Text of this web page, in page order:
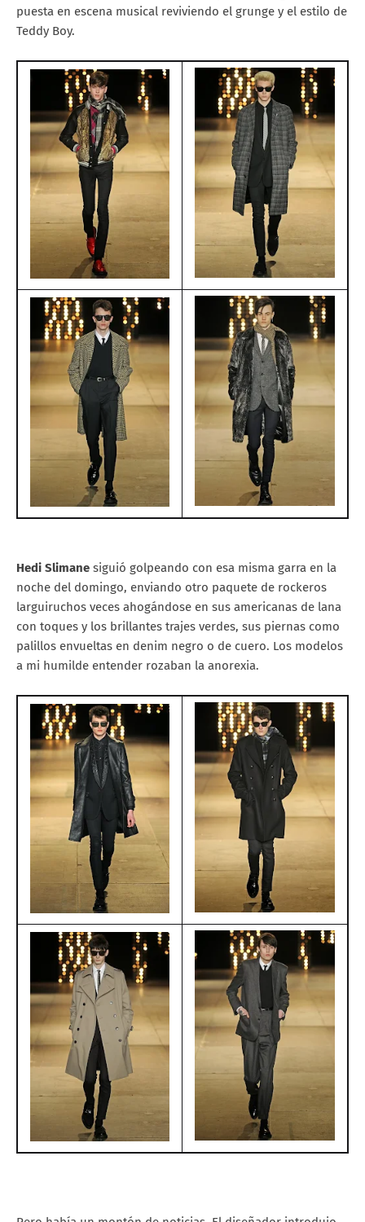
puesta en escena musical reviviendo el grunge y el estilo de
Teddy Boy.
Hedi Slimane siguió golpeando con esa misma garra en la
noche del domingo, enviando otro paquete de rockeros
larguiruchos veces ahogándose en sus americanas de lana
con toques y los brillantes trajes verdes, sus piernas como
palillos envueltas en denim negro o de cuero. Los modelos
a mi humilde entender rozaban la anorexia.